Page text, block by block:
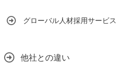
グローバル人材採用サービス
他社との違い